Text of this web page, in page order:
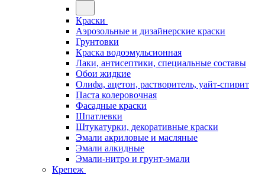
Краски
Аэрозольные и дизайнерские краски
Грунтовки
Краска водоэмульсионная
Лаки, антисептики, специальные составы
Обои жидкие
Олифа, ацетон, растворитель, уайт-спирит
Паста колеровочная
Фасадные краски
Шпатлевки
Штукатурки, декоративные краски
Эмали акриловые и масляные
Эмали алкидные
Эмали-нитро и грунт-эмали
Крепеж